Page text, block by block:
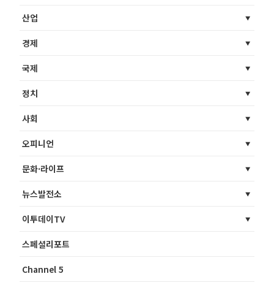
산업
경제
국제
정치
사회
오피니언
문화·라이프
뉴스발전소
이투데이TV
스페셜리포트
Channel 5